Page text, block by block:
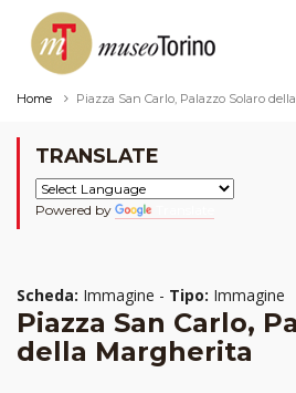
Home Piazza San Carlo, Palazzo Solaro
TRANSLATE
Powered by
Scheda: Immagine - Tipo: Immagine
Piazza San Carlo,
della Margherita